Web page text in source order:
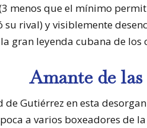
menos que el mínimo
su rival) y visiblemente
gran leyenda cubana de los
Amante de
Gutiérrez en esta
a varios boxeadores de